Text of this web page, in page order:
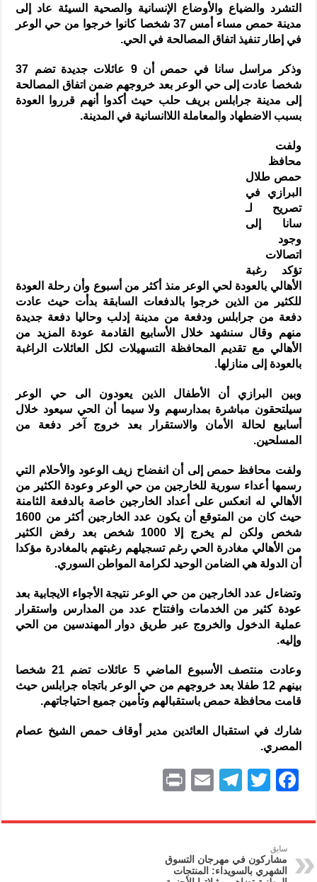
التشرد والضياع والأوضاع الإنسانية والصحية السيئة عاد إلى
مدينة حمص مساء أمس 37 شخصا كانوا خرجوا من حي الوعر
في إطار تنفيذ اتفاق المصالحة في الحي.
وذكر مراسل سانا في حمص أن 9 عائلات جديدة تضم 37
شخصا عادت إلى حي الوعر بعد خروجهم ضمن اتفاق المصالحة
إلى مدينة جرابلس بريف حلب حيث أكدوا أنهم قرروا العودة
بسبب الاضطهاد والمعاملة اللاانسانية في المدينة.
ولفت
محافظ
حمص طلال
البرازي في
تصريح لـ
سانا إلى
وجود
اتصالات
تؤكد رغبة
الأهالي بالعودة لحي الوعر منذ أكثر من أسبوع وأن رحلة العودة
للكثير من الذين خرجوا بالدفعات السابقة بدأت حيث عادت
دفعة من جرابلس ودفعة من مدينة إدلب وحاليا دفعة جديدة
منهم وقال سنشهد خلال الأسابيع القادمة عودة المزيد من
الأهالي مع تقديم المحافظة التسهيلات لكل العائلات الراغبة
بالعودة إلى منازلها.
وبين البرازي أن الأطفال الذين يعودون الى حي الوعر
سيلتحقون مباشرة بمدارسهم ولا سيما أن الحي سيعود خلال
أسابيع لحالة الأمان والاستقرار بعد خروج آخر دفعة من
المسلحين.
ولفت محافظ حمص إلى أن انفضاح زيف الوعود والأحلام التي
رسمها أعداء سورية للخارجين من حي الوعر وعودة الكثير من
الأهالي له انعكس على أعداد الخارجين خاصة بالدفعة الثامنة
حيث كان من المتوقع أن يكون عدد الخارجين أكثر من 1600
شخص ولكن لم يخرج إلا 1000 شخص بعد رفض الكثير
من الأهالي مغادرة الحي رغم تسجيلهم رغبتهم بالمغادرة مؤكدا
أن الدولة هي الضامن الوحيد لكرامة المواطن السوري.
وتضاءل عدد الخارجين من حي الوعر نتيجة الأجواء الايجابية بعد
عودة كثير من الخدمات وافتتاح عدد من المدارس واستقرار
عملية الدخول والخروج عبر طريق دوار المهندسين من الحي
وإليه.
وعادت منتصف الأسبوع الماضي 5 عائلات تضم 21 شخصا
بينهم 12 طفلا بعد خروجهم من حي الوعر باتجاه جرابلس حيث
قامت محافظة حمص باستقبالهم وتأمين جميع احتياجاتهم.
شارك في استقبال العائدين مدير أوقاف حمص الشيخ عصام
المصري.
F
c
e
b
T
itt
T
e
gr
a
E
ai
l
nt
سابق
مشاركون في مهرجان التسوق
الشهري بالسويداء: المنتجات